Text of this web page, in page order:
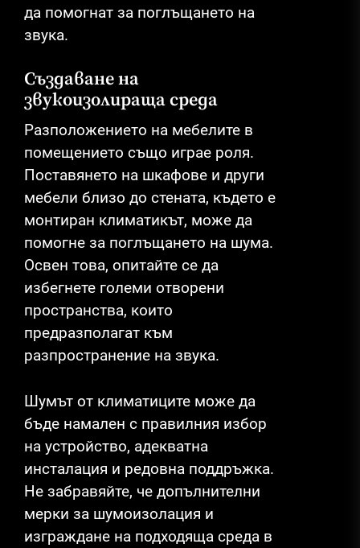
да помогнат за поглъщането на
звука.
Създаване на
звукоизолираща среда
Разположението на мебелите в
помещението също играе роля.
Поставянето на шкафове и други
мебели близо до стената, където е
монтиран климатикът, може да
помогне за поглъщането на шума.
Освен това, опитайте се да
избегнете големи отворени
пространства, които
предразполагат към
разпространение на звука.
Шумът от климатиците може да
бъде намален с правилния избор
на устройство, адекватна
инсталация и редовна поддръжка.
Не забравяйте, че допълнителни
мерки за шумоизолация и
изграждане на подходяща среда в